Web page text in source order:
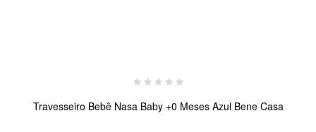
Travesseiro Bebê Nasa Baby +0 Meses Azul Bene Casa